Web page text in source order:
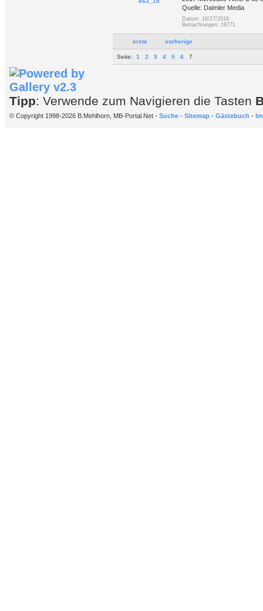
Quelle: Daimler Media
Datum: 10/27/2016
Betrachtungen: 18771
erste vorherige
Seite: 1 2 3 4 5 6 7
Tipp: Verwende zum Navigieren die Tasten
© Copyright 1998-2026 B.Mehlhorn, MB-Portal.Net - Suche - Sitemap - Gästebuch -